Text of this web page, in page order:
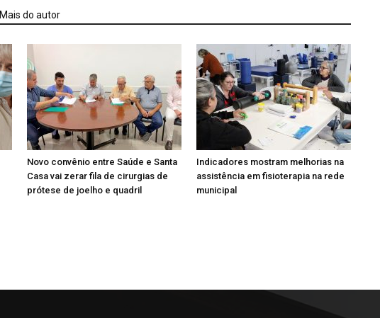
Mais do autor
Novo convênio entre Saúde e Santa
Casa vai zerar fila de cirurgias de
prótese de joelho e quadril
Indicadores mostram melhorias na
assistência em fisioterapia na rede
municipal